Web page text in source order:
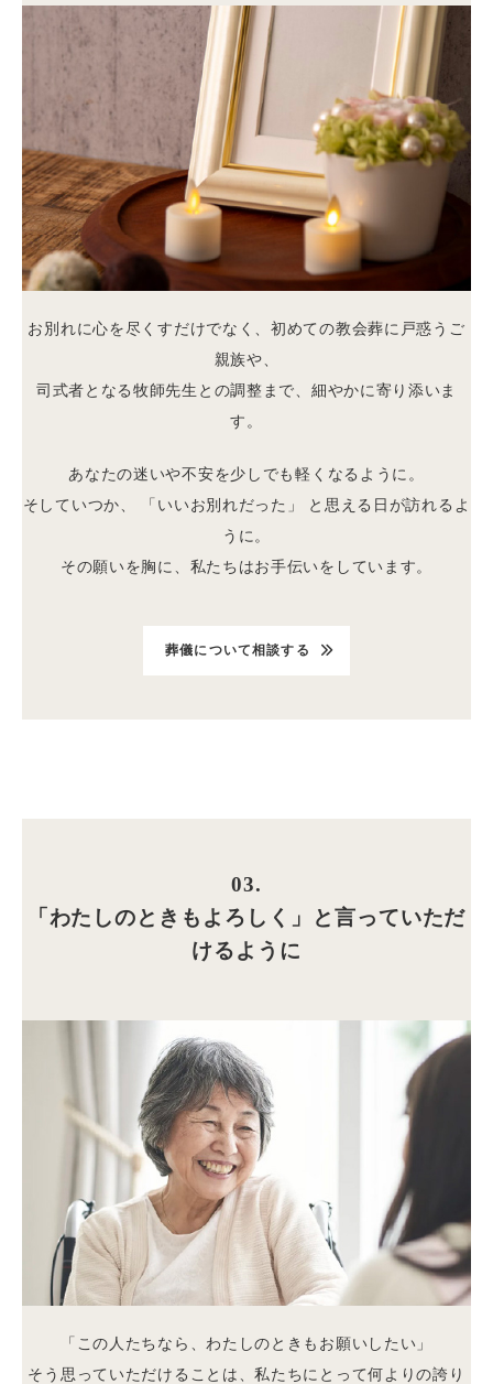
お別れに心を尽くすだけでなく、初めての教会葬に戸惑うご
親族や、
司式者となる牧師先生との調整まで、細やかに寄り添いま
す。
あなたの迷いや不安を少しでも軽くなるように。
そしていつか、 「いいお別れだった」 と思える日が訪れるよ
うに。
その願いを胸に、私たちはお手伝いをしています。
葬儀について相談する
03.
「わたしのときもよろしく」と言っていただ
けるように
「この人たちなら、わたしのときもお願いしたい」
そう思っていただけることは、私たちにとって何よりの誇り